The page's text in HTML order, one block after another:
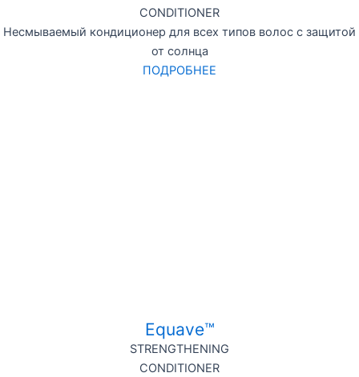
CONDITIONER
Несмываемый кондиционер для всех типов волос с защитой
от солнца
ПОДРОБНЕЕ
Equave™
STRENGTHENING
CONDITIONER